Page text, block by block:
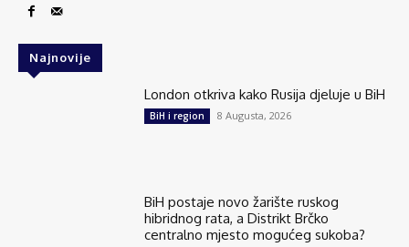
Najnovije
London otkriva kako Rusija djeluje u BiH
BiH i region 8 Augusta, 2026
BiH postaje novo žarište ruskog
hibridnog rata, a Distrikt Brčko
centralno mjesto mogućeg sukoba?